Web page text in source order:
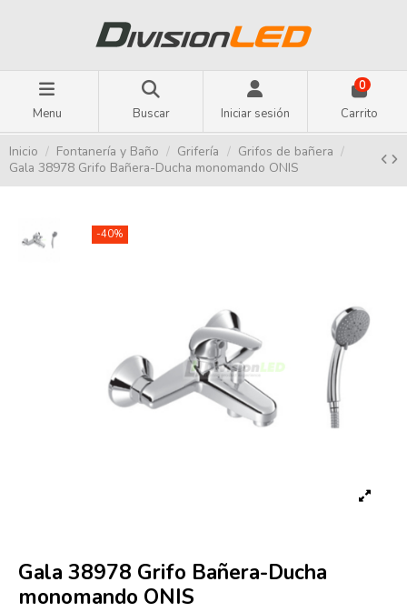
Menu Buscar Iniciar sesión
0
Carrito
Inicio Fontanería y Baño Grifería
Grifos de bañera
Gala 38978 Grifo Bañera-Ducha monomando ONIS
-40%
Gala 38978 Grifo Bañera-Ducha
monomando ONIS